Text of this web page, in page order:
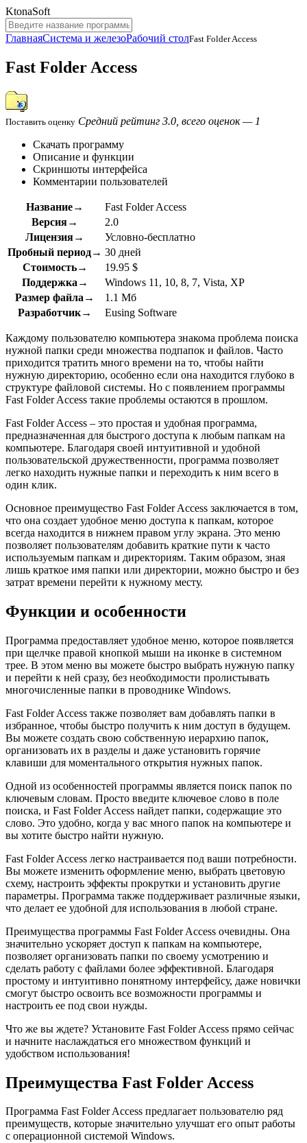
KtonaSoft
ГлавнаяСистема и железоРабочий столFast Folder Access
Fast Folder Access
Поставить оценку Средний рейтинг 3.0, всего оценок — 1
Скачать программу
Описание и функции
Скриншоты интерфейса
Комментарии пользователей
Название→
Fast Folder Access
Версия→
2.0
Лицензия→
Условно-бесплатно
Пробный период→ 30 дней
Стоимость→
19.95 $
Поддержка→
Windows 11, 10, 8, 7, Vista, XP
Размер файла→
1.1 Мб
Разработчик→
Eusing Software
Каждому пользователю компьютера знакома проблема поиска
нужной папки среди множества подпапок и файлов. Часто
приходится тратить много времени на то, чтобы найти
нужную директорию, особенно если она находится глубоко в
структуре файловой системы. Но с появлением программы
Fast Folder Access такие проблемы остаются в прошлом.
Fast Folder Access – это простая и удобная программа,
предназначенная для быстрого доступа к любым папкам на
компьютере. Благодаря своей интуитивной и удобной
пользовательской дружественности, программа позволяет
легко находить нужные папки и переходить к ним всего в
один клик.
Основное преимущество Fast Folder Access заключается в том,
что она создает удобное меню доступа к папкам, которое
всегда находится в нижнем правом углу экрана. Это меню
позволяет пользователям добавить краткие пути к часто
используемым папкам и директориям. Таким образом, зная
лишь краткое имя папки или директории, можно быстро и без
затрат времени перейти к нужному месту.
Функции и особенности
Программа предоставляет удобное меню, которое появляется
при щелчке правой кнопкой мыши на иконке в системном
трее. В этом меню вы можете быстро выбрать нужную папку
и перейти к ней сразу, без необходимости пролистывать
многочисленные папки в проводнике Windows.
Fast Folder Access также позволяет вам добавлять папки в
избранное, чтобы быстро получить к ним доступ в будущем.
Вы можете создать свою собственную иерархию папок,
организовать их в разделы и даже установить горячие
клавиши для моментального открытия нужных папок.
Одной из особенностей программы является поиск папок по
ключевым словам. Просто введите ключевое слово в поле
поиска, и Fast Folder Access найдет папки, содержащие это
слово. Это удобно, когда у вас много папок на компьютере и
вы хотите быстро найти нужную.
Fast Folder Access легко настраивается под ваши потребности.
Вы можете изменить оформление меню, выбрать цветовую
схему, настроить эффекты прокрутки и установить другие
параметры. Программа также поддерживает различные языки,
что делает ее удобной для использования в любой стране.
Преимущества программы Fast Folder Access очевидны. Она
значительно ускоряет доступ к папкам на компьютере,
позволяет организовать папки по своему усмотрению и
сделать работу с файлами более эффективной. Благодаря
простому и интуитивно понятному интерфейсу, даже новички
смогут быстро освоить все возможности программы и
настроить ее под свои нужды.
Что же вы ждете? Установите Fast Folder Access прямо сейчас
и начните наслаждаться его множеством функций и
удобством использования!
Преимущества Fast Folder Access
Программа Fast Folder Access предлагает пользователю ряд
преимуществ, которые значительно улучшат его опыт работы
с операционной системой Windows.